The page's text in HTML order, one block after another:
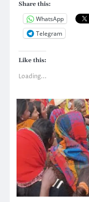
Share this:
WhatsApp
Telegram
Like this:
Loading...